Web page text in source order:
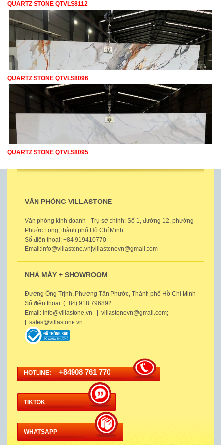
QUARTZ STONE QTVLS8112
QUARTZ STONE QTVLS8096
QUARTZ STONE QTVLS8095
VĂN PHÒNG VILLASTONE
Văn phòng kinh doanh - Trụ sở chính: Số 1, đường 12, phường
Phước Long, thành phố Hồ Chí Minh
Số điện thoại: +84 919410770
Email:info@villastone.vn|villastonevn@gmail.com
NHÀ MÁY + SHOWROOM
Đường Ông Trịnh, Phường Tân Phước, Thành phố Hồ Chí Minh
Số điện thoại: (+84) 918 796892
Email: info@villastone.vn | villastonevn@gmail.com;
| sales@villastone.vn
HOTLINE:+84908 761 770
TIKTOK
WHATSAPP